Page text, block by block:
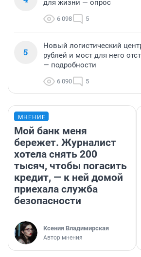
для жизни — опрос
6 098 5
5
Новый логистический
рублей и мост для него
— подробности
6 090 5
МНЕНИЕ
Мой банк меня
бережет. Журналист
хотела снять 200
тысяч, чтобы погасить
кредит, — к ней домой
приехала служба
безопасности
Ксения Владимирская
Автор мнения